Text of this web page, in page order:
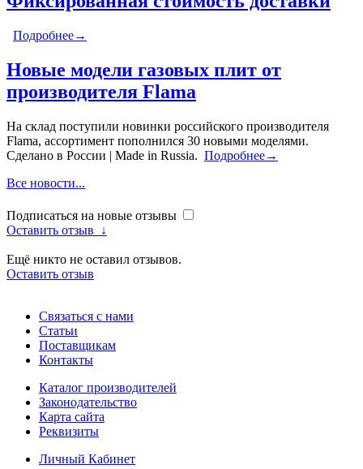
Подробнее→
Новые модели газовых плит от
производителя Flama
На склад поступили новинки российского производителя
Flama, ассортимент пополнился 30 новыми моделями.
Сделано в России | Made in Russia. Подробнее→
Все новости...
Подписаться на новые отзывы
Оставить отзыв
↓
Ещё никто не оставил отзывов.
Оставить отзыв
Связаться с нами
Статьи
Поставщикам
Контакты
Каталог производителей
Законодательство
Карта сайта
Реквизиты
Личный Кабинет